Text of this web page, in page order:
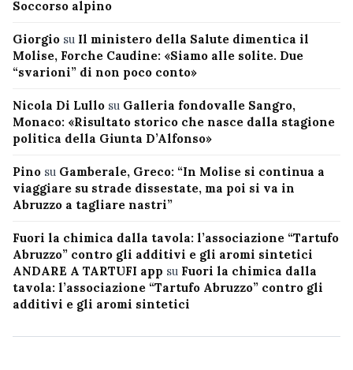
Soccorso alpino
Giorgio su Il ministero della Salute dimentica il
Molise, Forche Caudine: «Siamo alle solite. Due
“svarioni” di non poco conto»
Nicola Di Lullo su Galleria fondovalle Sangro,
Monaco: «Risultato storico che nasce dalla stagione
politica della Giunta D’Alfonso»
Pino su Gamberale, Greco: “In Molise si continua a
viaggiare su strade dissestate, ma poi si va in
Abruzzo a tagliare nastri”
Fuori la chimica dalla tavola: l’associazione “Tartufo
Abruzzo” contro gli additivi e gli aromi sintetici
ANDARE A TARTUFI app su Fuori la chimica dalla
tavola: l’associazione “Tartufo Abruzzo” contro gli
additivi e gli aromi sintetici